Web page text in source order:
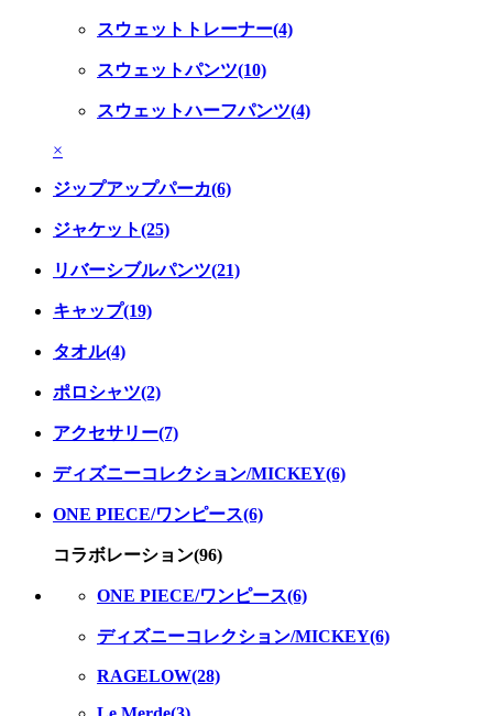
スウェットトレーナー(4)
スウェットパンツ(10)
スウェットハーフパンツ(4)
×
ジップアップパーカ(6)
ジャケット(25)
リバーシブルパンツ(21)
キャップ(19)
タオル(4)
ポロシャツ(2)
アクセサリー(7)
ディズニーコレクション/MICKEY(6)
ONE PIECE/ワンピース(6)
コラボレーション(96)
ONE PIECE/ワンピース(6)
ディズニーコレクション/MICKEY(6)
RAGELOW(28)